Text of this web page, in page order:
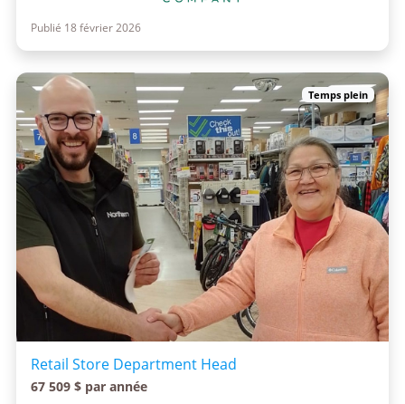
Publié 18 février 2026
Temps plein
Retail Store Department Head
67 509 $ par année